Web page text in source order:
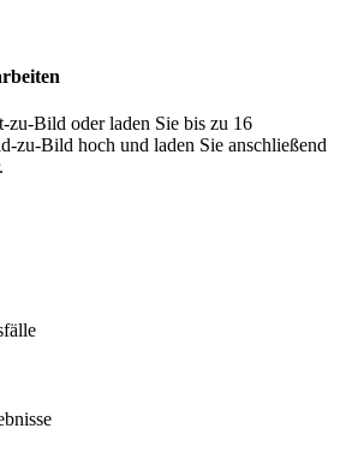
zu-Bild oder laden Sie bis zu 16
zu-Bild hoch und laden Sie anschließend